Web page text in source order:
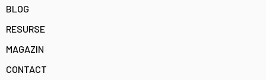
BLOG
RESURSE
MAGAZIN
CONTACT